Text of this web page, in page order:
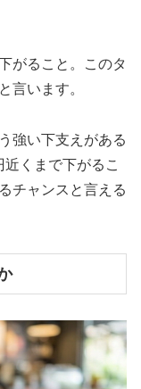
がること。このタ
言います。
強い下支えがある
くまで下がるこ
チャンスと言える